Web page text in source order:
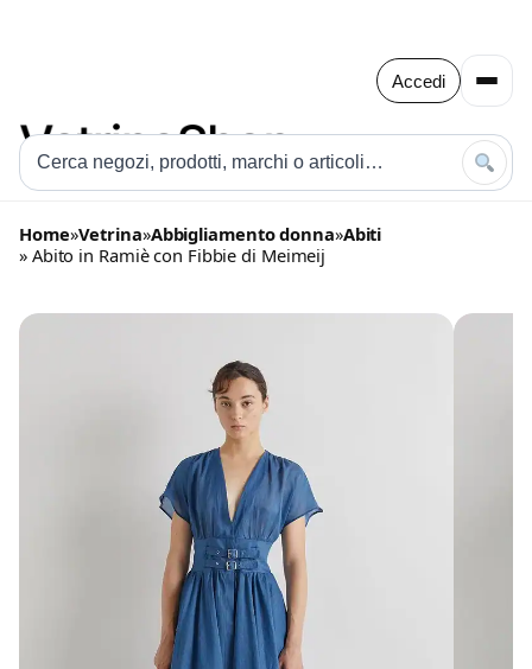
Accedi
Home»Vetrina»Abbigliamento donna»Abiti
» Abito in Ramiè con Fibbie di Meimeij